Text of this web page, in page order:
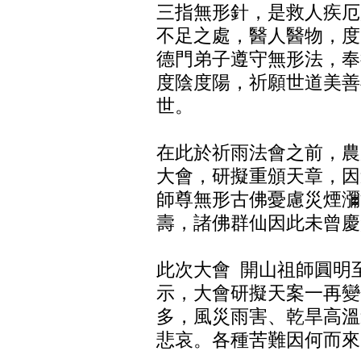
三指無形針，是救人疾
不足之處，醫人醫物，
德門弟子遵守無形法，
度陰度陽，祈願世道美
世。
在此於祈雨法會之前，
大會，研擬重頒天章，
師尊無形古佛憂慮災煙
壽，諸佛群仙因此未曾
此次大會 開山祖師圓明
示，大會研擬天案一再
多，風災雨害、乾旱高
悲哀。各種苦難因何而